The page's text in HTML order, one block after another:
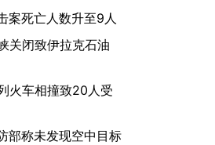
案死亡人数升至9人
关闭致伊拉克石油
火车相撞致20人受
部称未发现空中目标